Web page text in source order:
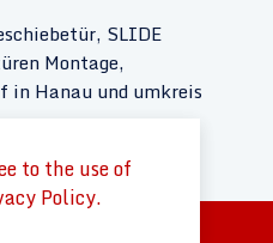
to the use of
Policy.
SLIDE
Montage,
in Hanau und umkreis